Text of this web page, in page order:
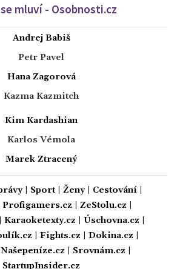
mluví - Osobnosti.cz
Andrej Babiš
Petr Pavel
Hana Zagorová
Kazma Kazmitch
Kim Kardashian
Karlos Vémola
Marek Ztracený
| Sport| Ženy| Cestování|
Profigamers.cz ZeStolu.cz
Karaoketexty.cz Úschovna.cz
Fights.cz Dokina.cz
Našepeníze.cz Srovnám.cz
StartupInsider.cz